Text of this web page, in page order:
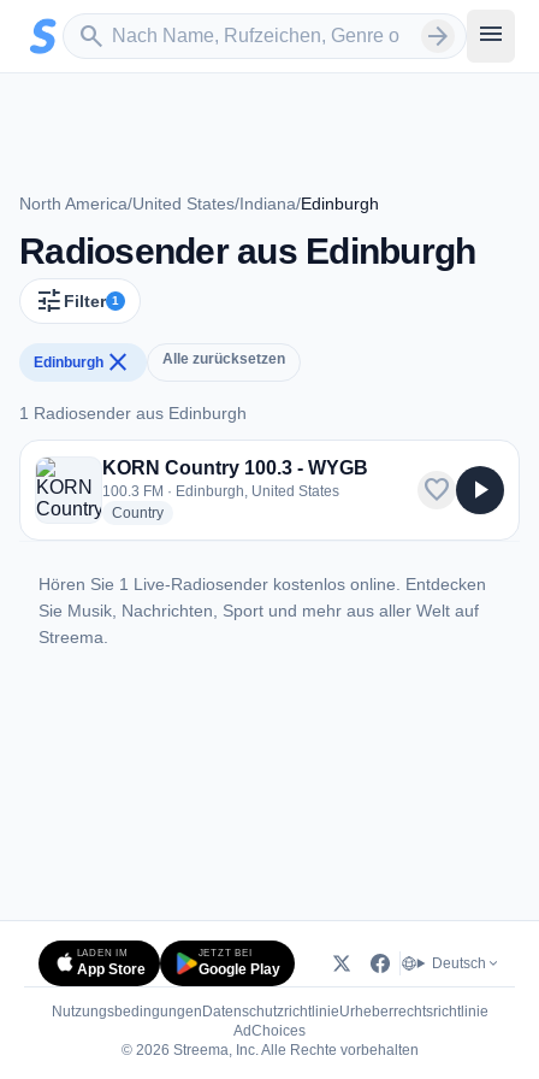
Zum Hauptinhalt springen
search
Sender suchen arrow_forward menu
North America/United States/Indiana/Edinburgh
Radiosender aus Edinburgh
tune Filter 1
Edinburgh close Alle zurücksetzen
1 Radiosender aus Edinburgh
1 Radiosender aus Edinburgh
KORN Country 100.3 - WYGB
100.3 FM · Edinburgh, United States
Countryradio stations
favorite play_arrow
Hören Sie 1 Live-Radiosender kostenlos online. Entdecken
Sie Musik, Nachrichten, Sport und mehr aus aller Welt auf
Streema.
LADEN IM
App Store
JETZT BEI
Google Play Deutsch
Nutzungsbedingungen DatenschutzrichtlinieUrheberrechtsrichtlinie
AdChoices(öffnet in neuem Tab)
© 2026 Streema, Inc. Alle Rechte vorbehalten